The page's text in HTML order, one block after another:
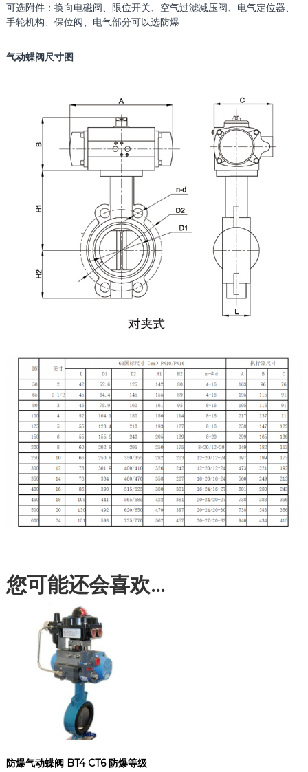
可选附件：换向电磁阀、限位开关、空气过滤减压阀、电气定位器、
手轮机构、保位阀、电气部分可以选防爆
气动蝶阀尺寸图
您可能还会喜欢…
防爆气动蝶阀 BT4 CT6 防爆等级